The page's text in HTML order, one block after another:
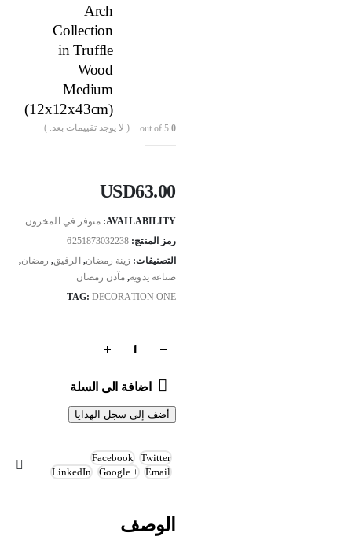
Arch
Collection
in Truffle
Wood
Medium
(12x12x43cm)
0 ( لا يوجد تقييمات بعد. )
USD63.00
AVAILABILITY: متوفر في المخزون
رمز المنتج: 6251873032238
التصنيفات: زينة رمضان, الرفيق, رمضان,
صناعة يدوية, مآذن رمضان
TAG:DECORATION ONE
اضافة الى السلة
أضف إلى سجل الهدايا
Facebook
Twitter
LinkedIn
Google + Email
الوصف